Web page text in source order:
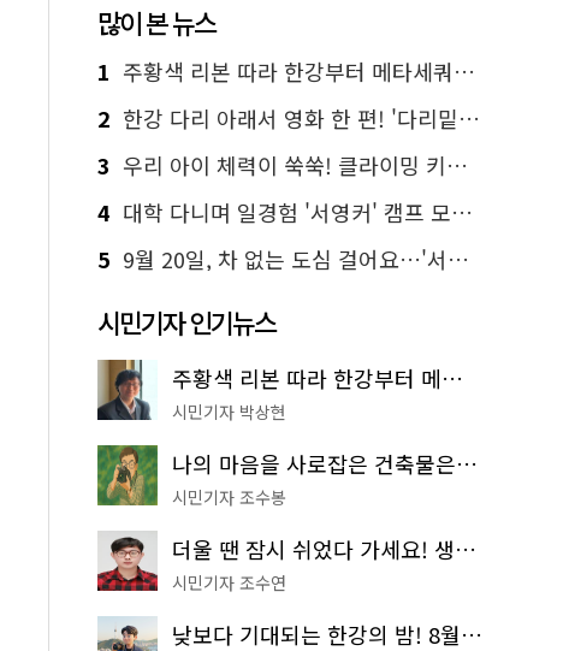
많이 본 뉴스
1 주황색 리본 따라 한강부터 메타세쿼이아 숲길까지…서울둘레길 15코스
2 한강 다리 아래서 영화 한 편! '다리밑 영화관' 무료 상영
3 우리 아이 체력이 쑥쑥! 클라이밍 키즈카페·어린이 체력장
4 대학 다니며 일경험 '서영커' 캠프 모집…전액 무료
5 9월 20일, 차 없는 도심 걸어요…'서울 걷자 페스티벌' 선착순 5천명
시민기자 인기뉴스
주황색 리본 따라 한강부터 메타세쿼이아 숲길까지…서울둘레길 15코스
시민기자 박상현
나의 마음을 사로잡은 건축물은? '서울시 건축상' 수상작 공개!
시민기자 조수봉
더울 땐 잠시 쉬었다 가세요! 생수 냉장고부터 해피소·무더위쉼터까지
시민기자 조수연
낮보다 기대되는 한강의 밤! 8월 한정 무료 '한강 밤핑' 예약은?